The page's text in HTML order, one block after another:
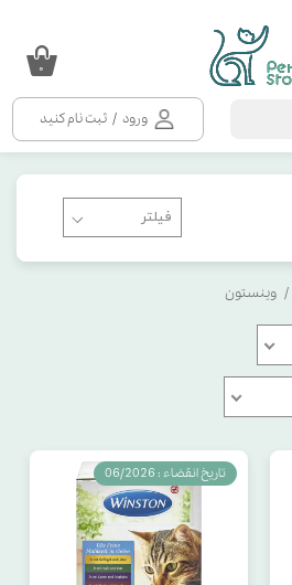
ورود / ثبت نام کنید
۰
وینستون
تاریخ انقضاء : 06/2026